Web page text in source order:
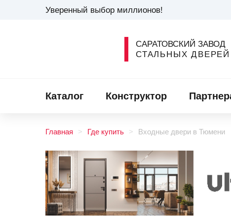
Уверенный выбор миллионов!
САРАТОВСКИЙ ЗАВОД
СТАЛЬНЫХ ДВЕРЕЙ
Каталог Конструктор
Главная Где купить Входные двери в Тюмени